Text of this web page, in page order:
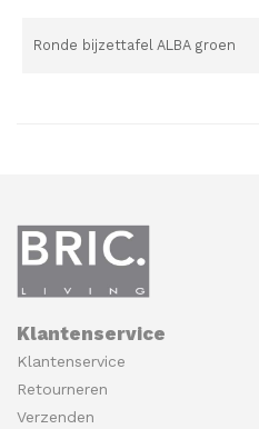
Ronde bijzettafel ALBA groen
Klantenservice
Klantenservice
Retourneren
Verzenden